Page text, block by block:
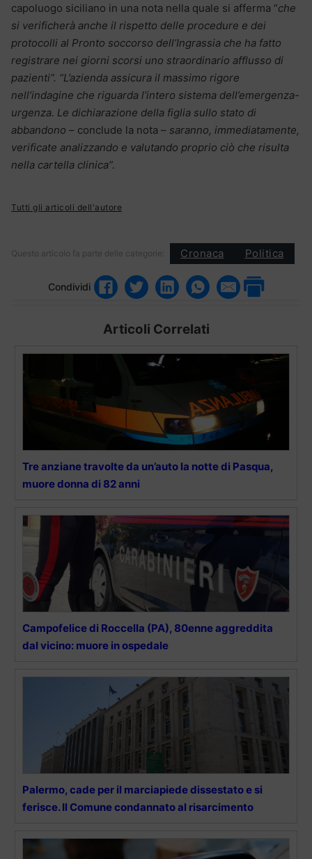
capoluogo siciliano in una nota nella quale si afferma “che
si verificherà anche il rispetto delle procedure e dei
protocolli al Pronto soccorso dell’Ingrassia che ha fatto
registrare nei giorni scorsi uno straordinario afflusso di
pazienti”. “L’azienda assicura il massimo rigore
nell’indagine che riguarda l’intero sistema dell’emergenza-
urgenza. Le dichiarazione della figlia sullo stato di
abbandono – conclude la nota – saranno, immediatamente,
verificate analizzando e valutando proprio ciò che risulta
nella cartella clinica”.
Tutti gli articoli dell'autore
Questo articolo fa parte delle categorie: Cronaca Politica
Condividi
Articoli Correlati
Tre anziane travolte da un’auto la notte di Pasqua,
muore donna di 82 anni
Campofelice di Roccella (PA), 80enne aggreddita
dal vicino: muore in ospedale
Palermo, cade per il marciapiede dissestato e si
ferisce. Il Comune condannato al risarcimento